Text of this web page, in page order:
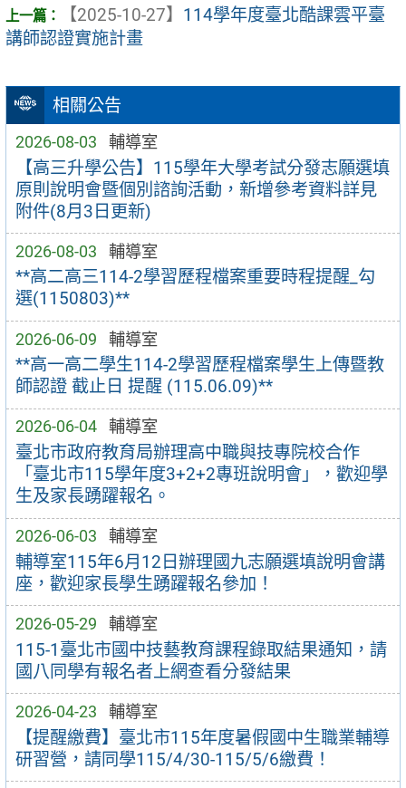
相關公告
2026-08-03 輔導室
【高三升學公告】115學年大學考試分發志願選填
原則說明會暨個別諮詢活動，新增參考資料詳見
附件(8月3日更新)
2026-08-03 輔導室
**高二高三114-2學習歷程檔案重要時程提醒_勾
選(1150803)**
2026-06-09 輔導室
**高一高二學生114-2學習歷程檔案學生上傳暨教
師認證 截止日 提醒 (115.06.09)**
2026-06-04 輔導室
臺北市政府教育局辦理高中職與技專院校合作
「臺北市115學年度3+2+2專班說明會」，歡迎學
生及家長踴躍報名。
2026-06-03 輔導室
輔導室115年6月12日辦理國九志願選填說明會講
座，歡迎家長學生踴躍報名參加！
2026-05-29 輔導室
115-1臺北市國中技藝教育課程錄取結果通知，請
國八同學有報名者上網查看分發結果
2026-04-23 輔導室
【提醒繳費】臺北市115年度暑假國中生職業輔導
研習營，請同學115/4/30-115/5/6繳費！
【2025-10-27】 114學年度臺北酷課雲平臺
講師認證實施計畫